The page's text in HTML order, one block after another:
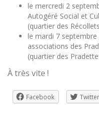
le mercredi 2
Autogéré Social et
(quartier des
le mardi 7
associations des
(quartier des
À très vite !
Facebook Twitter